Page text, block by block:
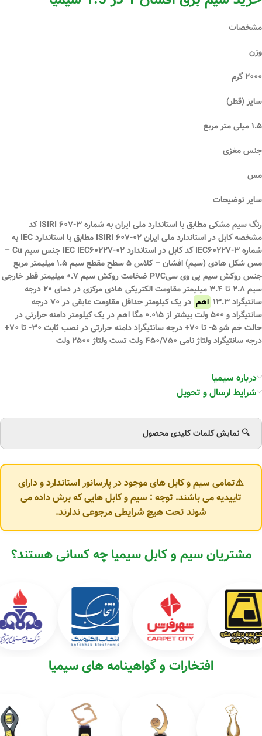
مشخصات
وزن
۲۰۰۰ گرم
سایز (قطر)
۱.۵ میلی متر مربع
جنس مغزی
مس
سایر توضیحات
رنگ سیم مشکی مطابق با استاندارد ملی ایران به شماره ISIRI ۶۰۷-۳ کد
مشخصه کابل در استاندارد ملی ایران ISIRI ۶۰۷-۰۲ مطابق با استاندارد IEC به
شماره IEC۶۰۲۲۷-۳ کد کابل در استاندارد IEC IEC۶۰۲۲۷-۰۲ جنس سیم Cu –
مس شکل هادی (سیم) افشان – کلاس ۵ سطح مقطع سیم ۱.۵ میلیمتر مربع
جنس روکش سیم پی وی سیPVC ضخامت روکش سیم ۰.۷ میلیمتر قطر خارجی
سیم ۲.۸ تا ۳.۴ میلیمتر مقاومت الکتریکی هادی مرکزی در دمای ۲۰ درجه
سانتیگراد ۱۳.۳
اهم
در یک کیلومتر حداقل مقاومت عایقی در ۷۰ درجه
سانتیگراد و ۵۰۰ ولت بیشتر از ۰.۰۱۵ مگا اهم در یک کیلومتر دامنه حرارتی در
حالت خم شو ۵- تا ۷۰+ درجه سانتیگراد دامنه حرارتی در نصب ثابت ۳۰- تا ۷۰+
درجه سانتیگراد ولتاژ نامی ۴۵۰/۷۵۰ ولت تست ولتاژ ۲۵۰۰ ولت
درباره سیمیا
شرایط ارسال و تحویل
🔍 نمایش کلمات کلیدی محصول
⚠️تمامی سیم و کابل های موجود در پارسانور استاندارد و دارای
تاییدیه می باشند. توجه : سیم و کابل هایی که برش داده می
شوند تحت هیچ شرایطی مرجوعی ندارند.
مشتریان سیم و کابل سیمیا چه کسانی هستند؟
افتخارات و گواهینامه های سیمیا